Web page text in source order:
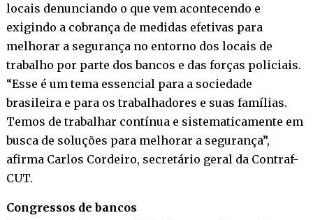
locais denunciando o que vem acontecendo e
exigindo a cobrança de medidas efetivas para
melhorar a segurança no entorno dos locais de
trabalho por parte dos bancos e das forças policiais.
“Esse é um tema essencial para a sociedade
brasileira e para os trabalhadores e suas famílias.
Temos de trabalhar contínua e sistematicamente em
busca de soluções para melhorar a segurança”,
afirma Carlos Cordeiro, secretário geral da Contraf-
CUT.
Congressos de bancos